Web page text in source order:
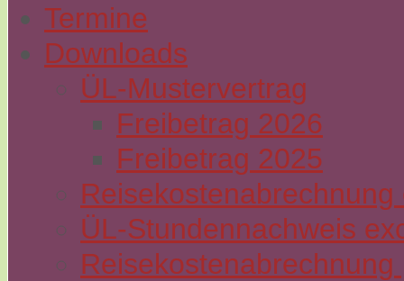
Termine
Downloads
ÜL-Mustervertrag
Freibetrag 2026
Freibetrag 2025
ÜL-Stundennachweis
Reisekostenabrechnung